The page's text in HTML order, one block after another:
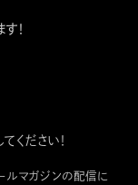
！
ください！
ルマガジンの配信に